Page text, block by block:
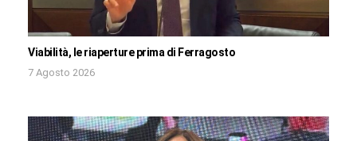
Viabilità, le riaperture prima di Ferragosto
7 Agosto 2026